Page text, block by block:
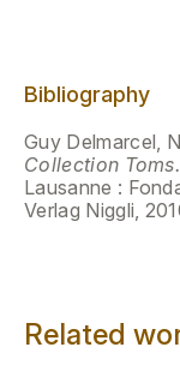
Bibliography
Guy Delmarcel,
Collection
Lausanne :
Verlag Niggli,
Related